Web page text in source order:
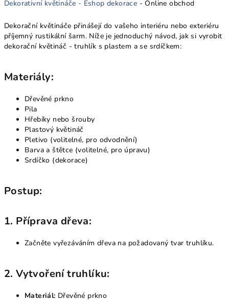
Dekorativní květináče - Eshop dekorace - Online obchod
Dekorační květináče přinášejí do vašeho interiéru nebo exteriéru
příjemný rustikální šarm. Níže je jednoduchý návod, jak si vyrobit
dekorační květináč - truhlík s plastem a se srdíčkem:
Materiály:
Dřevěné prkno
Pila
Hřebíky nebo šrouby
Plastový květináč
Pletivo (volitelné, pro odvodnění)
Barva a štětce (volitelné, pro úpravu)
Srdíčko (dekorace)
Postup:
1. Příprava dřeva:
Začněte vyřezáváním dřeva na požadovaný tvar truhlíku.
2.Vytvoření truhlíku:
Materiál: Dřevěné prkno